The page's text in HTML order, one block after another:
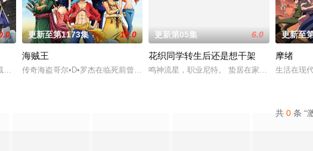
娜魔术学校」，成为一等魔术师。但却一直无法成功使用魔法飞行。某一天她遇到了一
更新至第1173集 10.0
海贼王
传奇海盗哥尔•D•罗杰在临死前曾留下关于其毕生的财富“One Piece”的消息，由此引
更新第05集 6.0
花织同学转生后还是想干架
鸣神流星，职业尼特。 蛰居在家沉迷游戏度日，
更新至
摩绪
生活在现
共 0 条 “